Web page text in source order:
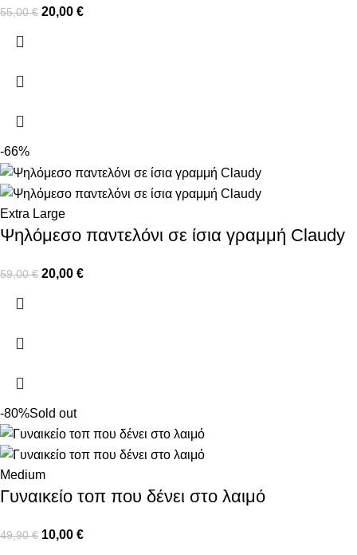
55,00€ 20,00 €
-66%
Extra Large
Ψηλόμεσο παντελόνι σε ίσια γραμμή Claudy
59,00€ 20,00 €
-80%Sold out
Medium
Γυναικείο τοπ που δένει στο λαιμό
49,90€ 10,00 €